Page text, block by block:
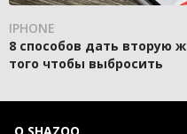
IPHONE
8 способов дать вторую
того чтобы выбросить